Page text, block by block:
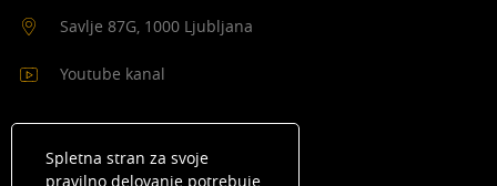
Savlje 87G, 1000 Ljubljana
Youtube kanal
Spletna stran za svoje
pravilno delovanje potrebuje